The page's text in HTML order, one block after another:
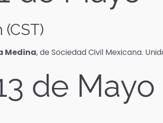
Medina, de Sociedad Civil Mexicana.
de Mayo